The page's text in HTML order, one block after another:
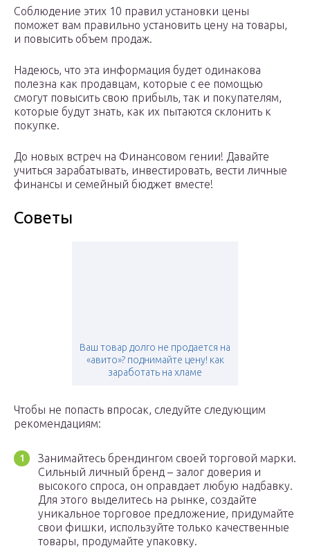
Соблюдение этих 10 правил установки цены
поможет вам правильно установить цену на товары,
и повысить объем продаж.
Надеюсь, что эта информация будет одинакова
полезна как продавцам, которые с ее помощью
смогут повысить свою прибыль, так и покупателям,
которые будут знать, как их пытаются склонить к
покупке.
До новых встреч на Финансовом гении! Давайте
учиться зарабатывать, инвестировать, вести личные
финансы и семейный бюджет вместе!
Советы
Ваш товар долго не продается на
«авито»? поднимайте цену! как
заработать на хламе
Чтобы не попасть впросак, следуйте следующим
рекомендациям:
Занимайтесь брендингом своей торговой марки.
Сильный личный бренд – залог доверия и
высокого спроса, он оправдает любую надбавку.
Для этого выделитесь на рынке, создайте
уникальное торговое предложение, придумайте
свои фишки, используйте только качественные
товары, продумайте упаковку.